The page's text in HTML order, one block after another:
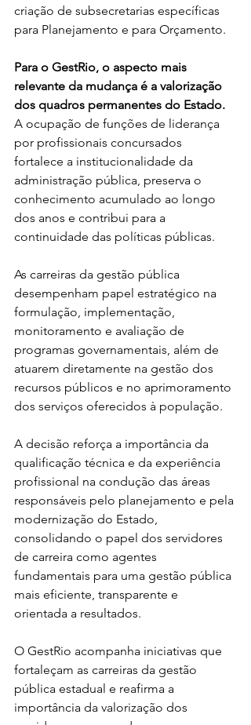
criação de subsecretarias específicas
para Planejamento e para Orçamento.
Para o GestRio, o aspecto mais
relevante da mudança é a valorização
dos quadros permanentes do Estado.
A ocupação de funções de liderança
por profissionais concursados
fortalece a institucionalidade da
administração pública, preserva o
conhecimento acumulado ao longo
dos anos e contribui para a
continuidade das políticas públicas.
As carreiras da gestão pública
desempenham papel estratégico na
formulação, implementação,
monitoramento e avaliação de
programas governamentais, além de
atuarem diretamente na gestão dos
recursos públicos e no aprimoramento
dos serviços oferecidos à população.
A decisão reforça a importância da
qualificação técnica e da experiência
profissional na condução das áreas
responsáveis pelo planejamento e pela
modernização do Estado,
consolidando o papel dos servidores
de carreira como agentes
fundamentais para uma gestão pública
mais eficiente, transparente e
orientada a resultados.
O GestRio acompanha iniciativas que
fortaleçam as carreiras da gestão
pública estadual e reafirma a
importância da valorização dos